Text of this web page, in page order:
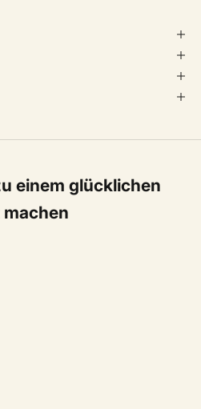
einem glücklichen
machen